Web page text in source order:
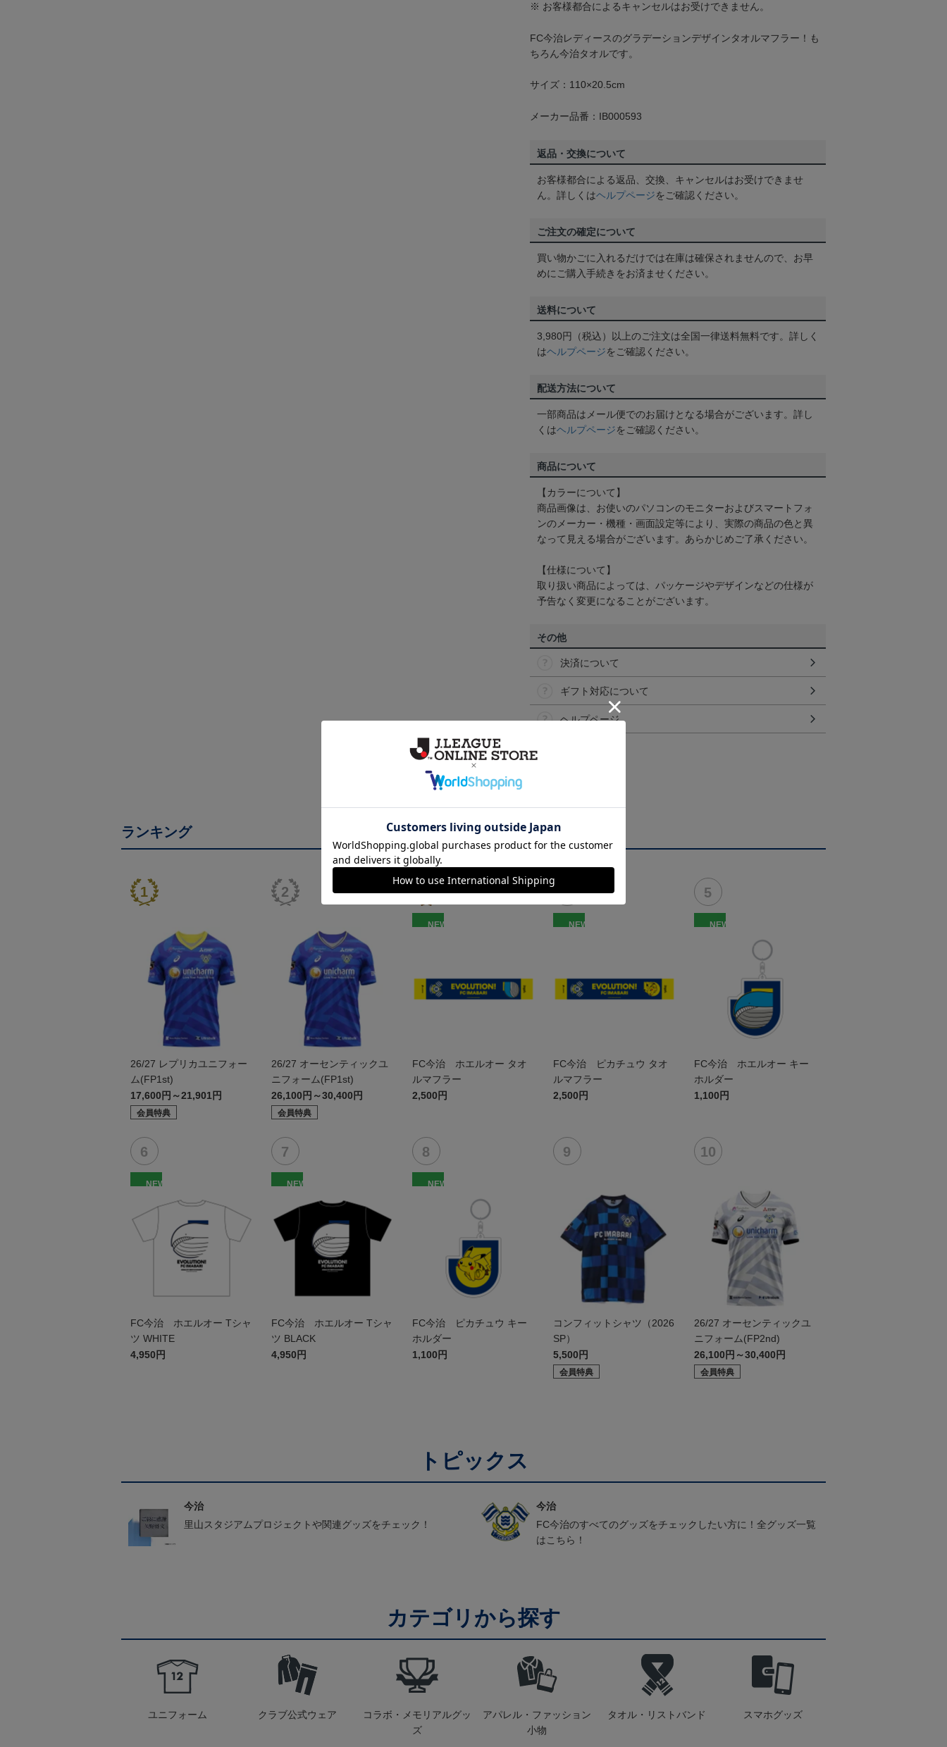
※ お客様都合によるキャンセルはお受けできません。
FC今治レディースのグラデーションデザインタオルマフラー！も
ちろん今治タオルです。
サイズ：110×20.5cm
メーカー品番：IB000593
返品・交換について
お客様都合による返品、交換、キャンセルはお受けできませ
ん。詳しくはヘルプページをご確認ください。
ご注文の確定について
買い物かごに入れるだけでは在庫は確保されませんので、お早
めにご購入手続きをお済ませください。
送料について
3,980円（税込）以上のご注文は全国一律送料無料です。詳しく
はヘルプページをご確認ください。
配送方法について
一部商品はメール便でのお届けとなる場合がございます。詳し
くはヘルプページをご確認ください。
商品について
【カラーについて】
商品画像は、お使いのパソコンのモニターおよびスマートフォ
ンのメーカー・機種・画面設定等により、実際の商品の色と異
なって見える場合がございます。あらかじめご了承ください。
【仕様について】
取り扱い商品によっては、パッケージやデザインなどの仕様が
予告なく変更になることがございます。
その他
決済について
ギフト対応について
ヘルプページ
ランキング
26/27 レプリカユニフォー
ム(FP1st)
17,600円～21,901円
会員特典
26/27 オーセンティックユ
ニフォーム(FP1st)
26,100円～30,400円
会員特典
NEW
FC今治 ホエルオー タオ
ルマフラー
2,500円
NEW
FC今治 ピカチュウ タオ
ルマフラー
2,500円
NEW
FC今治 ホエルオー キー
ホルダー
1,100円
NEW
FC今治 ホエルオー Tシャ
ツ WHITE
4,950円
NEW
FC今治 ホエルオー Tシャ
ツ BLACK
4,950円
NEW
FC今治 ピカチュウ キー
ホルダー
1,100円
コンフィットシャツ（2026
SP）
5,500円
会員特典
26/27 オーセンティックユ
ニフォーム(FP2nd)
26,100円～30,400円
会員特典
トピックス
今治
里山スタジアムプロジェクトや関連グッズをチェック！
今治
FC今治のすべてのグッズをチェックしたい方に！全グッズ一覧
はこちら！
カテゴリから探す
ユニフォーム クラブ公式ウェア
コラボ・メモリアルグッ
ズ
アパレル・ファッション
小物
タオル・リストバンド スマホグッズ